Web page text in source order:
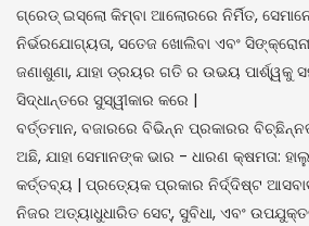
ଗ୍ରେଡ୍ ଇସ୍ଲୋ କିମ୍ବା ଆଲୋରରେ ନିର୍ମିତ,
ନିର୍ଭରଯୋଗ୍ୟତା, ସତେଜ ଖୋଲିବା ଏବଂ
ଜଣାଶୁଣା, ଯାହା ଡ୍ରୟର ଗତି ର ଉଭୟ ପାର୍ଶ୍ୱକୁ
ସିଦ୍ଧାନ୍ତରେ ସୁସ୍ୱୀକାର କରେ |
ବର୍ତ୍ତମାନ, ବଜାରରେ ବିଭିନ୍ନ ପ୍ରକାରର
ଅଛି, ଯାହା ସେମାନଙ୍କ ଭାର - ଧାରଣ କ୍ଷମତା:
କର୍ତ୍ତବ୍ୟ | ପ୍ରତ୍ୟେକ ପ୍ରକାର ନିର୍ଦ୍ଦିଷ୍ଟ
ନିଜର ଅତ୍ୟାଧୁଧାରିତ ସେଟ୍, ସୁବିଧା, ଏବଂ